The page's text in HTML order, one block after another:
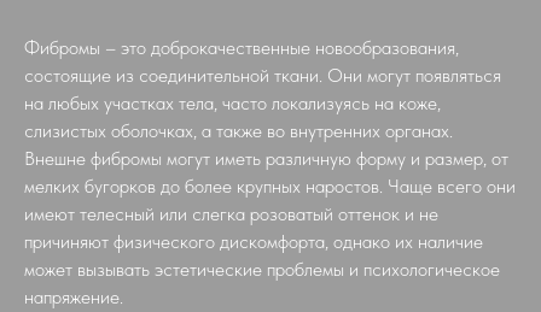
Фибромы – это доброкачественные новообразования,
состоящие из соединительной ткани. Они могут появляться
на любых участках тела, часто локализуясь на коже,
слизистых оболочках, а также во внутренних органах.
Внешне фибромы могут иметь различную форму и размер, от
мелких бугорков до более крупных наростов. Чаще всего они
имеют телесный или слегка розоватый оттенок и не
причиняют физического дискомфорта, однако их наличие
может вызывать эстетические проблемы и психологическое
напряжение.